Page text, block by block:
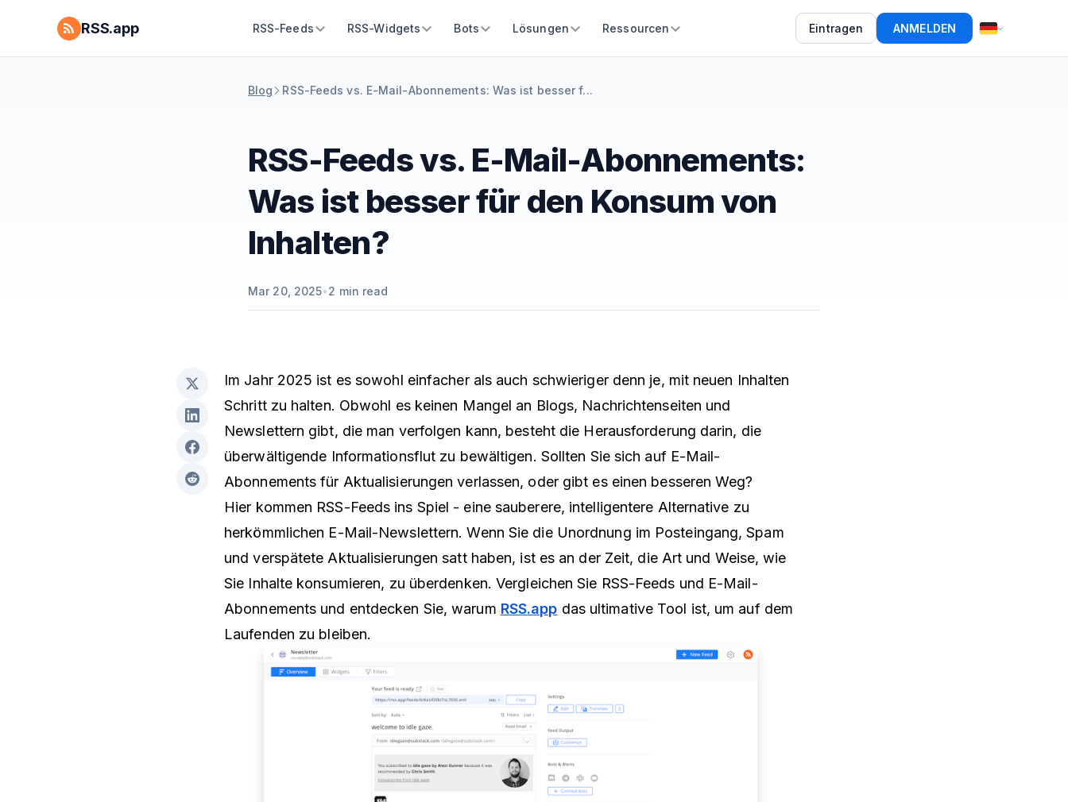
RSS.app RSS-Feeds RSS-Widgets Bots Lösungen Ressourcen Eintragen ANMELDEN
Blog RSS-Feeds vs. E-Mail-Abonnements: Was ist besser f...
RSS-Feeds vs. E-Mail-Abonnements:
Was ist besser für den Konsum von
Inhalten?
Mar 20, 2025•2 min read
Im Jahr 2025 ist es sowohl einfacher als auch schwieriger denn je, mit neuen Inhalten
Schritt zu halten. Obwohl es keinen Mangel an Blogs, Nachrichtenseiten und
Newslettern gibt, die man verfolgen kann, besteht die Herausforderung darin, die
überwältigende Informationsflut zu bewältigen. Sollten Sie sich auf E-Mail-
Abonnements für Aktualisierungen verlassen, oder gibt es einen besseren Weg?
Hier kommen RSS-Feeds ins Spiel - eine sauberere, intelligentere Alternative zu
herkömmlichen E-Mail-Newslettern. Wenn Sie die Unordnung im Posteingang, Spam
und verspätete Aktualisierungen satt haben, ist es an der Zeit, die Art und Weise, wie
Sie Inhalte konsumieren, zu überdenken. Vergleichen Sie RSS-Feeds und E-Mail-
Abonnements und entdecken Sie, warum RSS.app das ultimative Tool ist, um auf dem
Laufenden zu bleiben.